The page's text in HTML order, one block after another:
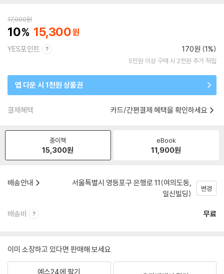
17,000원
10 15,300
YES포인트 170원 (1%)
5만원 이상 구매 시 2천원 추가 적립
앱 다운 시 1천원 상품권
결제혜택 카드/간편결제 혜택을 확인하세요
종이책
15,300원
eBook
11,900원
배송안내
서울특별시 영등포구 은행로 11(여의도동,
일신빌딩)
변경
배송비 무료
이미 소장하고 있다면 판매해 보세요.
예스24에 팔기